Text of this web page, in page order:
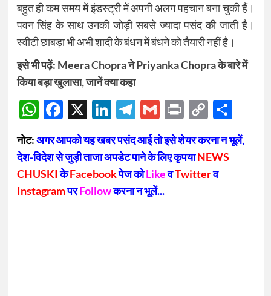
बहुत ही कम समय में इंडस्ट्री में अपनी अलग पहचान बना चुकी हैं।
पवन सिंह के साथ उनकी जोड़ी सबसे ज्यादा पसंद की जाती है।
स्वीटी छाबड़ा भी अभी शादी के बंधन में बंधने को तैयारी नहीं है।
इसे भी पढ़ें: Meera Chopra ने Priyanka Chopra के बारे में
किया बड़ा खुलासा, जानें क्या कहा
WhatsApp
Facebook
X LinkedIn
Telegram
Gmail
Print
Copy
Link
नोट:अगर आपको यह खबर पसंद आई तो इसे शेयर करना न भूलें,
देश-विदेश से जुड़ी ताजा अपडेट पाने के लिए कृपयाNEWS
CHUSKIकेFacebookपेज कोLikeवTwitterव
InstagramपरFollowकरना न भूलें...